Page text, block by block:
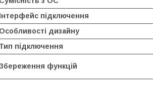
підключення
дизайну
підключення
функцій